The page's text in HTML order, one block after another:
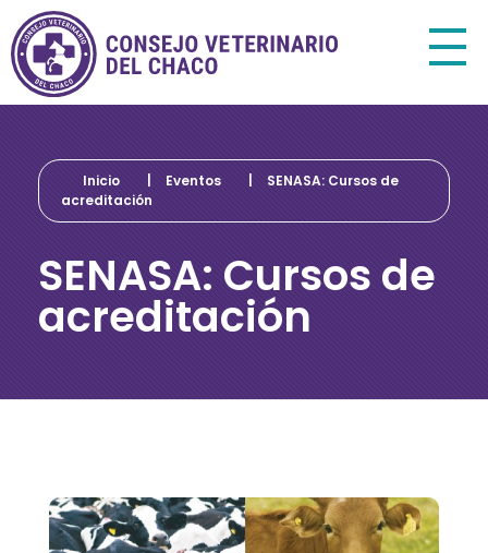
Consejo Veterinario del Chaco
Sede Central Resistencia
Inicio Eventos
SENASA: Cursos de
acreditación
SENASA: Cursos de
acreditación
E